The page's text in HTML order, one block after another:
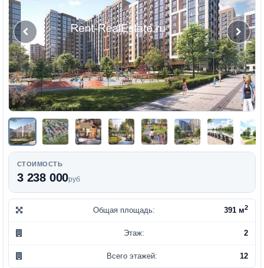
СТОИМОСТЬ
3 238 000руб
Общая площадь: 391 м2
Этаж: 2
Всего этажей: 12